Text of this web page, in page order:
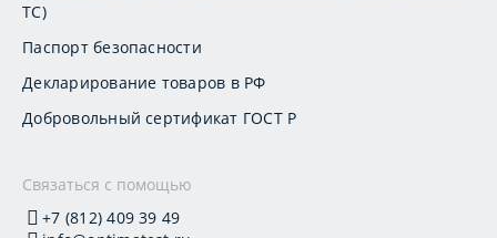
ТС)
Паспорт безопасности
Декларирование товаров в РФ
Добровольный сертификат ГОСТ Р
Связаться с помощью
+7 (812) 409 39 49